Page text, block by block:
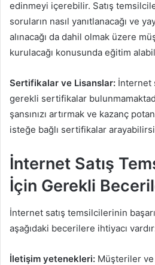
edinmeyi içerebilir. Satış
soruların nasıl yanıtlanacağı ve
alınacağı da dahil olmak üzere
kurulacağı konusunda eğitim
Sertifikalar ve Lisanslar: İnternet
gerekli sertifikalar
şansınızı artırmak ve kazanç
isteğe bağlı sertifikalar
İnternet Satış
İçin Gerekli
İnternet satış temsilcilerinin
aşağıdaki becerilere ihtiyacı
İletişim yetenekleri: Müşteriler